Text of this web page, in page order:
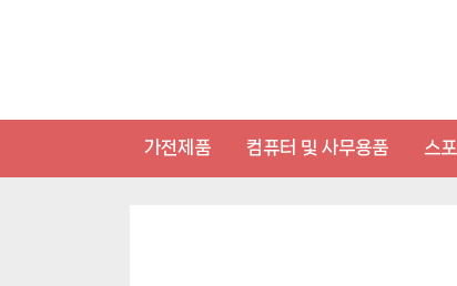
가전제품 컴퓨터 및 사무용품 스